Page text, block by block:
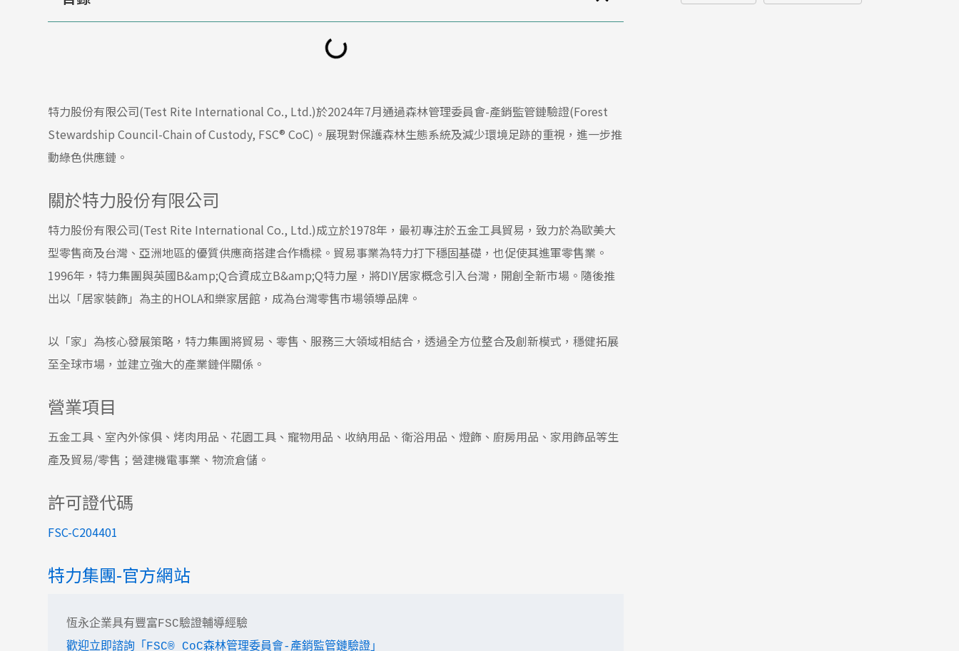
特力股份有限公司(Test Rite International Co., Ltd.)於2024年7月通過森林管理委員會-產銷監管鏈驗證(Forest
Stewardship Council-Chain of Custody, FSC® CoC)。展現對保護森林生態系統及減少環境足跡的重視，進一步推
動綠色供應鏈。
關於特力股份有限公司
特力股份有限公司(Test Rite International Co., Ltd.)成立於1978年，最初專注於五金工具貿易，致力於為歐美大
型零售商及台灣、亞洲地區的優質供應商搭建合作橋樑。貿易事業為特力打下穩固基礎，也促使其進軍零售業。
1996年，特力集團與英國B&amp;Q合資成立B&amp;Q特力屋，將DIY居家概念引入台灣，開創全新市場。隨後推
出以「居家裝飾」為主的HOLA和樂家居館，成為台灣零售市場領導品牌。
以「家」為核心發展策略，特力集團將貿易、零售、服務三大領域相結合，透過全方位整合及創新模式，穩健拓展
至全球市場，並建立強大的產業鏈伴關係。
營業項目
五金工具、室內外傢俱、烤肉用品、花園工具、寵物用品、收納用品、衛浴用品、燈飾、廚房用品、家用飾品等生
產及貿易/零售；營建機電事業、物流倉儲。
許可證代碼
FSC-C204401
特力集團-官方網站
恆永企業具有豐富FSC驗證輔導經驗
歡迎立即諮詢「FSC® CoC森林管理委員會-產銷監管鏈驗證」